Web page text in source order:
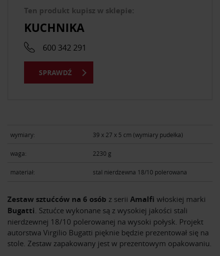
wymiary: 39 x 27 x 5 cm (wymiary pudełka)
waga: 2230 g
materiał: stal nierdzewna 18/10 polerowana
Zestaw sztućców na 6 osób z serii Amalfi włoskiej marki
Bugatti . Sztućce wykonane są z wysokiej jakości stali
nierdzewnej 18/10 polerowanej na wysoki połysk. Projekt
autorstwa Virgilio Bugatti pięknie będzie prezentował się na
stole. Zestaw zapakowany jest w prezentowym opakowaniu.
Ten produkt kupisz w sklepie:
KUCHNIKA
600 342 291
SPRAWDŹ